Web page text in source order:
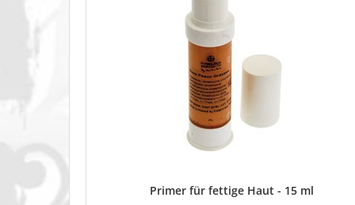
Primer für fettige Haut - 15 ml